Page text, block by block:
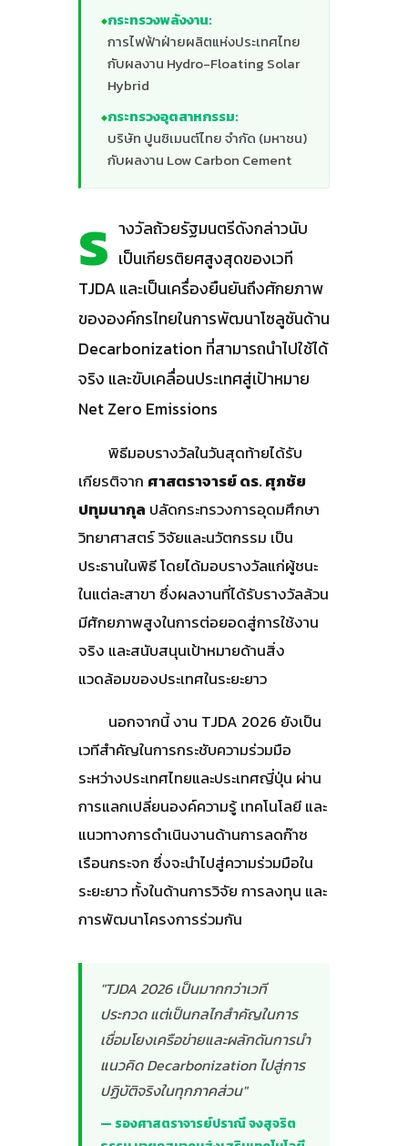
กระทรวงพลังงาน:
การไฟฟ้าฝ่ายผลิตแห่งประเทศไทย
กับผลงาน Hydro-Floating Solar
Hybrid
กระทรวงอุตสาหกรรม:
บริษัท ปูนซิเมนต์ไทย จำกัด (มหาชน)
กับผลงาน Low Carbon Cement
ร างวัลถ้วยรัฐมนตรีดังกล่าวนับ
เป็นเกียรติยศสูงสุดของเวที
TJDA และเป็นเครื่องยืนยันถึงศักยภาพ
ขององค์กรไทยในการพัฒนาโซลูชันด้าน
Decarbonization ที่สามารถนำไปใช้ได้
จริง และขับเคลื่อนประเทศสู่เป้าหมาย
Net Zero Emissions
พิธีมอบรางวัลในวันสุดท้ายได้รับ
เกียรติจาก ศาสตราจารย์ ดร. ศุภชัย
ปทุมนากุล ปลัดกระทรวงการอุดมศึกษา
วิทยาศาสตร์ วิจัยและนวัตกรรม เป็น
ประธานในพิธี โดยได้มอบรางวัลแก่ผู้ชนะ
ในแต่ละสาขา ซึ่งผลงานที่ได้รับรางวัลล้วน
มีศักยภาพสูงในการต่อยอดสู่การใช้งาน
จริง และสนับสนุนเป้าหมายด้านสิ่ง
แวดล้อมของประเทศในระยะยาว
นอกจากนี้ งาน TJDA 2026 ยังเป็น
เวทีสำคัญในการกระชับความร่วมมือ
ระหว่างประเทศไทยและประเทศญี่ปุ่น ผ่าน
การแลกเปลี่ยนองค์ความรู้ เทคโนโลยี และ
แนวทางการดำเนินงานด้านการลดก๊าซ
เรือนกระจก ซึ่งจะนำไปสู่ความร่วมมือใน
ระยะยาว ทั้งในด้านการวิจัย การลงทุน และ
การพัฒนาโครงการร่วมกัน
"TJDA 2026 เป็นมากกว่าเวที
ประกวด แต่เป็นกลไกสำคัญในการ
เชื่อมโยงเครือข่ายและผลักดันการนำ
แนวคิด Decarbonization ไปสู่การ
ปฏิบัติจริงในทุกภาคส่วน"
— รองศาสตราจารย์ปราณี จงสุจริต